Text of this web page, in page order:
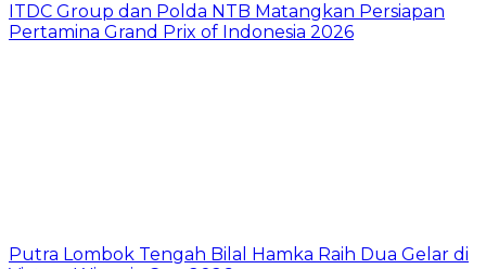
ITDC Group dan Polda NTB Matangkan Persiapan
Pertamina Grand Prix of Indonesia 2026
Putra Lombok Tengah Bilal Hamka Raih Dua Gelar di